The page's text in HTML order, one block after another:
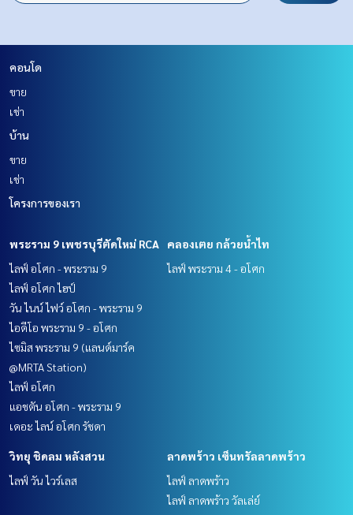
คอนโด
ขาย
เช่า
บ้าน
ขาย
เช่า
โครงการของเรา
พระราม 9 เพชรบุรีตัดใหม่ RCA
ไลฟ์ อโศก - พระราม 9
ไลฟ์ อโศก ไฮป์
วัน ไนน์ ไฟว์ อโศก - พระราม 9
ไอดีโอ พระราม 9 - อโศก
ไซมิส พระราม 9 (แลนด์มาร์ค
@MRTA Station)
ไลฟ์ อโศก
แอชตัน อโศก - พระราม 9
เดอะ ไลน์ อโศก รัชดา
คลองเตย กล้วยน้ำไท
ไลฟ์ พระราม 4 - อโศก
วิทยุ ชิดลม หลังสวน
ไลฟ์ วัน ไวร์เลส
ลาดพร้าว เซ็นทรัลลาดพร้าว
ไลฟ์ ลาดพร้าว
ไลฟ์ ลาดพร้าว วัลเล่ย์